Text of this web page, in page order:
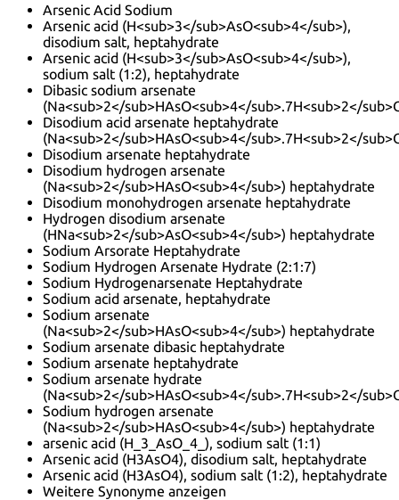
Arsenic Acid Sodium
Arsenic acid (H<sub>3</sub>AsO<sub>4</sub>),
disodium salt, heptahydrate
Arsenic acid (H<sub>3</sub>AsO<sub>4</sub>),
sodium salt (1:2), heptahydrate
Dibasic sodium arsenate
(Na<sub>2</sub>HAsO<sub>4</sub>.7H<sub>2</
Disodium acid arsenate heptahydrate
(Na<sub>2</sub>HAsO<sub>4</sub>.7H<sub>2</
Disodium arsenate heptahydrate
Disodium hydrogen arsenate
(Na<sub>2</sub>HAsO<sub>4</sub>) heptahydrate
Disodium monohydrogen arsenate heptahydrate
Hydrogen disodium arsenate
(HNa<sub>2</sub>AsO<sub>4</sub>) heptahydrate
Sodium Arsorate Heptahydrate
Sodium Hydrogen Arsenate Hydrate (2:1:7)
Sodium Hydrogenarsenate Heptahydrate
Sodium acid arsenate, heptahydrate
Sodium arsenate
(Na<sub>2</sub>HAsO<sub>4</sub>) heptahydrate
Sodium arsenate dibasic heptahydrate
Sodium arsenate heptahydrate
Sodium arsenate hydrate
(Na<sub>2</sub>HAsO<sub>4</sub>.7H<sub>2</
Sodium hydrogen arsenate
(Na<sub>2</sub>HAsO<sub>4</sub>) heptahydrate
arsenic acid (H_3_AsO_4_), sodium salt (1:1)
Arsenic acid (H3AsO4), disodium salt, heptahydrate
Arsenic acid (H3AsO4), sodium salt (1:2), heptahydrate
Weitere Synonyme anzeigen